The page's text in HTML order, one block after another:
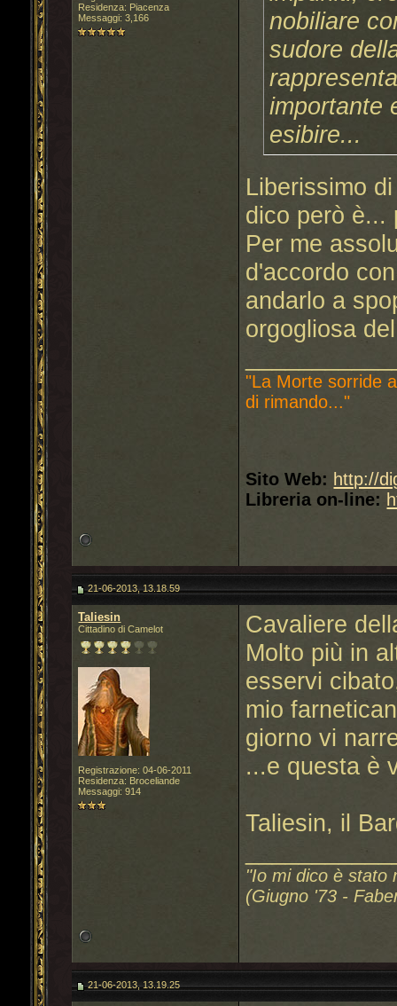
Residenza: Piacenza
Messaggi: 3,166
nobiliare
sudore
importante
esibire...
Liberissimo
dico però è...
Per me
d'accordo
andarlo a
orgogliosa
"La Morte sorride
di rimando..."
Sito Web: http://
Libreria on-line:
21-06-2013, 13.18.59
Taliesin
Cittadino di Camelot
Registrazione: 04-06-2011
Residenza: Broceliande
Messaggi: 914
Cavaliere
Molto più in
esservi
mio
giorno vi
...e questa è
Taliesin, il
"Io mi dico è stato
(Giugno '73 -
21-06-2013, 13.19.25